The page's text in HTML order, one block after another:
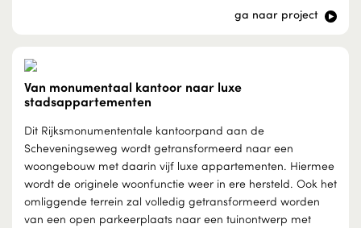
ga naar project
Van monumentaal kantoor naar luxe
stadsappartementen
Dit Rijksmonumententale kantoorpand aan de
Scheveningseweg wordt getransformeerd naar een
woongebouw met daarin vijf luxe appartementen. Hiermee
wordt de originele woonfunctie weer in ere hersteld. Ook het
omliggende terrein zal volledig getransformeerd worden
van een open parkeerplaats naar een tuinontwerp met